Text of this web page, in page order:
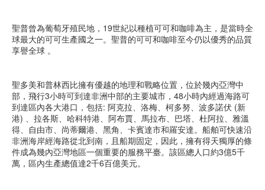
聖普曾為葡萄牙殖民地，19世紀以種植可可和咖啡為主，是當時全
球最大的可可生產國之一。聖普的可可和咖啡至今仍以優秀的品質
享譽全球 。
聖多美和普林西比擁有優越的地理和戰略位置，位於幾內亞灣中
部，飛行3小時可到達非洲中部的主要城市，48小時內經過海路可
到達區內各大港口，包括: 阿克拉、洛梅、柯多努、波多諾伏 (新
港) 、拉各斯、哈科特港、阿布賈、馬拉布、巴塔、杜阿拉、雅溫
得、自由市、尚蒂爾港、黑角、卡賓達市和羅安達。船舶可快速沿
非洲海岸經海路從北到南，且船期固定，因此，擁有得天獨厚的條
件成為幾內亞灣地區一個重要的服務平臺。該區總人口約3億5千
萬，區內生產總值達2千6百億美元。